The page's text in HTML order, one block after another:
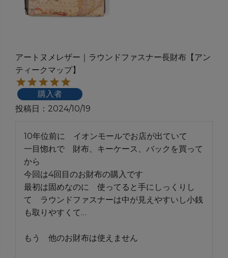
アートヌメレザー｜ラウンドファスナー長財布【アン
ティークマップ】
購入者
投稿日
2024/10/19
10年位前に　イオンモールでお店が出ていて
一目惚れで　財布、キーケース、バックを買って
から
今回は4回目のお財布の購入です
最初は固めなのに　使ってると手にしっくりし
て　ラウンドファスナーは中が見えやすいし小銭
も取りやすくて…
もう　他のお財布は使えません